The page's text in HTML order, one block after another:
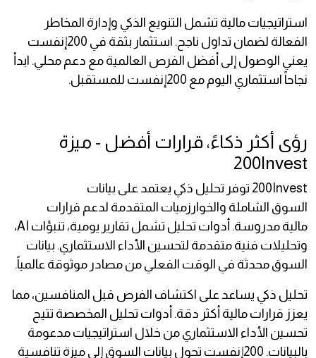
استراتيجيات مالية تشمل التنويع الذكي وإدارة المخاطر
الفعالة لضمان تداول ناجح. استثمار بثقة في 200إنفست
يعني الوصول إلى أفضل الفرص العالمية مع دعم محلي. ابدأ
نجاحاً استثماري اليوم مع 200إنفست للمستقبل.
رؤى أكثر ذكاءً، قرارات أفضل - ميزة
200Invest
200Invest توفر تحليل ذكي يعتمد على بيانات
السوق الشاملة والخوارزميات المتقدمة لدعم قرارات
مالية مدروسة. أدوات تحليل تشمل تقارير يومية، تنبؤات AI،
وتحليلات فنية متقدمة لتحسين الأداء الاستثماري. بيانات
السوق محدثة في الوقت الفعلي من مصادر موثوقة عالمياً.
تحليل ذكي يساعد على اكتشاف الفرص قبل المنافسين، مما
يعزز قرارات مالية أكثر دقة. أدوات تحليل المخصصة تتيح
تحسين الأداء الاستثماري من خلال استراتيجيات مدعومة
بالبيانات. 200إنفست تحول بيانات السوق إلى ميزة تنافسية